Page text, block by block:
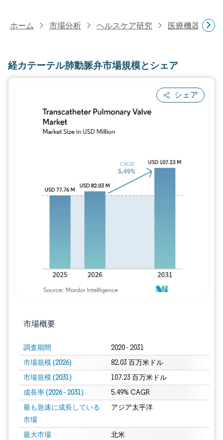
ホーム 市場分析 ヘルスケア研究 医療機器研究
経カテーテル肺動脈弁市場規模とシェア
シェア
市場概要
調査期間 2020 - 2031
市場規模 (2026) 82.03 百万米ドル
市場規模 (2031) 107.23 百万米ドル
成長率 (2026 - 2031) 5.49% CAGR
最も急速に成長している
市場
アジア太平洋
最大市場 北米